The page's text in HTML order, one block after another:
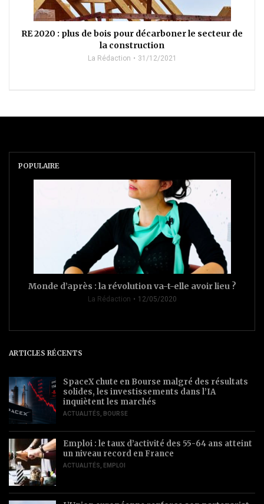
RE 2020 : plus de bois pour décarboner le secteur de
la construction
La Rédaction 31/12/2021
POPULAIRE
Monde d’après : la révolution va-t-elle avoir lieu ?
La Rédaction 12/05/2020
ARTICLES RÉCENTS
SpaceX chute en Bourse malgré des résultats
solides, les investissements dans l’IA
inquiètent les marchés
ACTUALITÉS, BOURSE
Emploi : le taux d’activité des 55-64 ans atteint
un niveau record en France
ACTUALITÉS, EMPLOI